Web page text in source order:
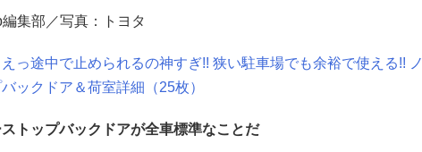
集部／写真：トヨタ
えっ途中で止められるの神すぎ!! 狭い駐車場でも余裕で使える!! ノ
ックドア＆荷室詳細（25枚）
トップバックドアが全車標準なことだ